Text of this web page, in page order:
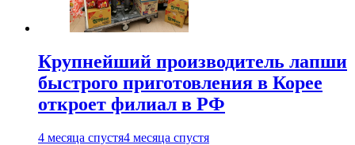
Крупнейший производитель лапши
быстрого приготовления в Корее
откроет филиал в РФ
4 месяца спустя4 месяца спустя